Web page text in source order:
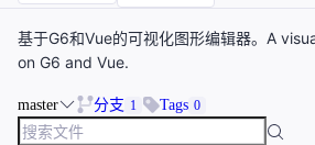
基于G6和Vue的可视化图形编辑器。A
on G6 and Vue.
master 分支 1 Tags 0